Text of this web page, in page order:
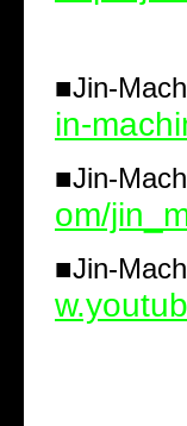
■Jin-
in-
■Jin-
om/
■Jin-